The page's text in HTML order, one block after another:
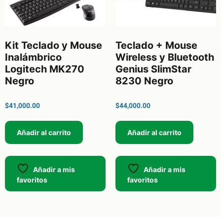
Kit Teclado y Mouse
Inalámbrico
Logitech MK270
Negro
$41,000.00
Añadir al carrito
Añadir a mis
favoritos
Teclado + Mouse
Wireless y Bluetooth
Genius SlimStar
8230 Negro
$44,000.00
Añadir al carrito
Añadir a mis
favoritos